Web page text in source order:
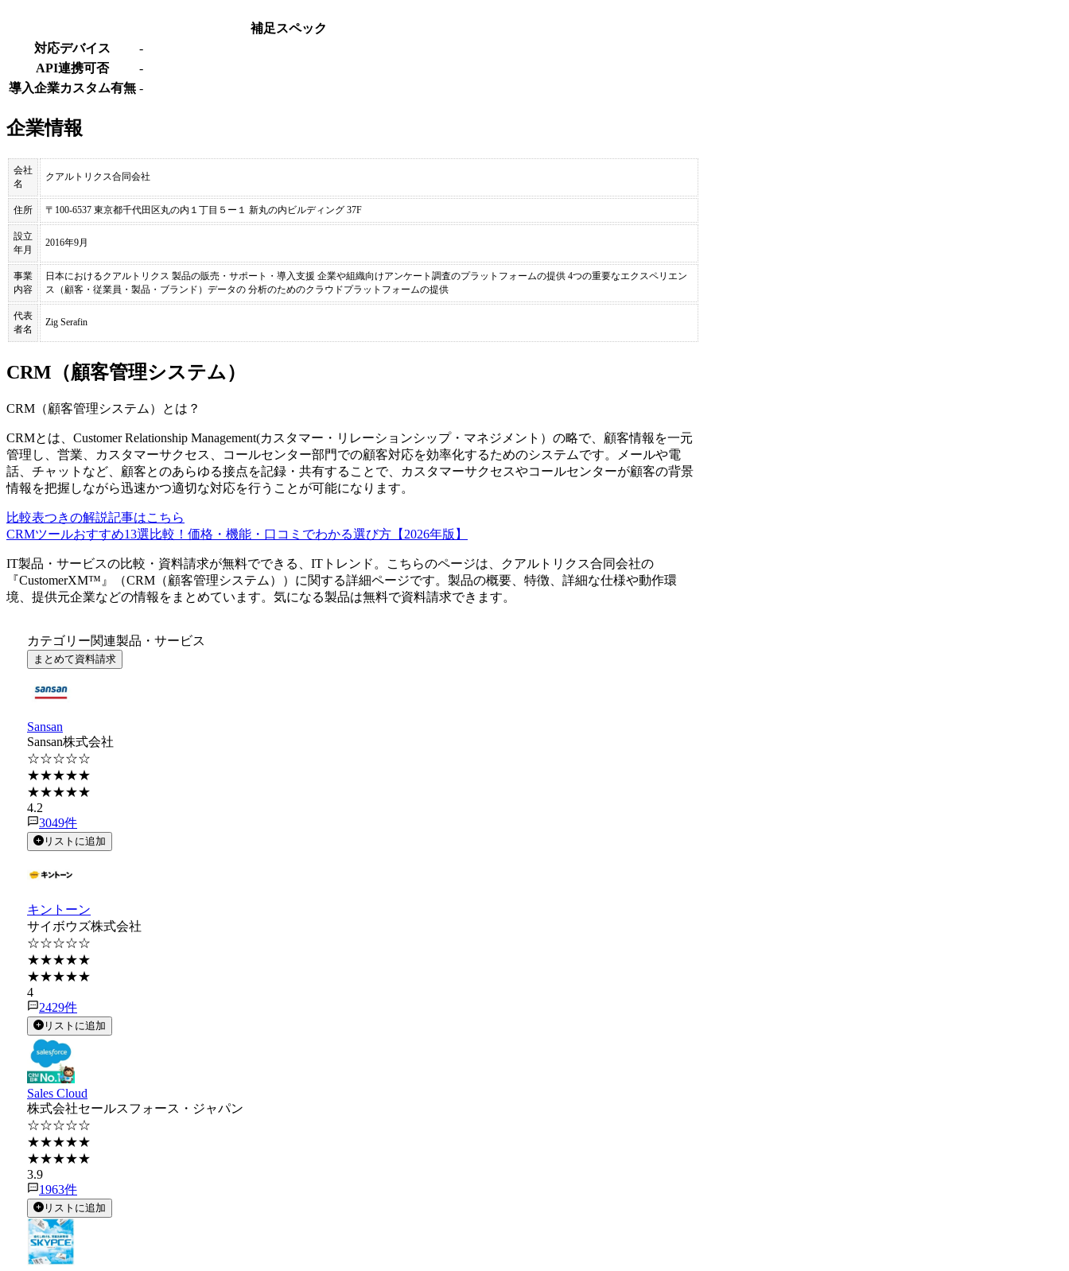
補足スペック
対応デバイス
-
API連携可否
-
導入企業カスタム有無 -
企業情報
会社
名
クアルトリクス合同会社
住所 〒100-6537 東京都千代田区丸の内１丁目５ー１ 新丸の内ビルディング 37F
設立
年月
2016年9月
事業
内容
日本におけるクアルトリクス 製品の販売・サポート・導入支援 企業や組織向けアンケート調査のプラットフォームの提供 4つの重要なエクスペリエン
ス（顧客・従業員・製品・ブランド）データの 分析のためのクラウドプラットフォームの提供
代表
者名
Zig Serafin
CRM（顧客管理システム）
CRM（顧客管理システム） とは？
CRMとは、Customer Relationship Management(カスタマー・リレーションシップ・マネジメント）の略で、顧客情報を一元
管理し、営業、カスタマーサクセス、コールセンター部門での顧客対応を効率化するためのシステムです。メールや電
話、チャットなど、顧客とのあらゆる接点を記録・共有することで、カスタマーサクセスやコールセンターが顧客の背景
情報を把握しながら迅速かつ適切な対応を行うことが可能になります。
比較表つきの解説記事はこちら
CRMツールおすすめ13選比較！価格・機能・口コミでわかる選び方【2026年版】
IT製品・サービスの比較・資料請求が無料でできる、ITトレンド。こちらのページは、 クアルトリクス合同会社の
『CustomerXM™ 』（CRM（顧客管理システム）
）に関する詳細ページです。製品の概要、特徴、詳細な仕様や動作環
境、提供元企業などの情報をまとめています。気になる製品は無料で資料請求できます。
カテゴリー関連製品・サービス
まとめて資料請求
Sansan
Sansan株式会社
☆☆☆☆☆
★★★★★
★★★★★
4.2
3049件
リストに追加
キントーン
サイボウズ株式会社
☆☆☆☆☆
★★★★★
★★★★★
4
2429件
リストに追加
Sales Cloud
株式会社セールスフォース・ジャパン
☆☆☆☆☆
★★★★★
★★★★★
3.9
1963件
リストに追加